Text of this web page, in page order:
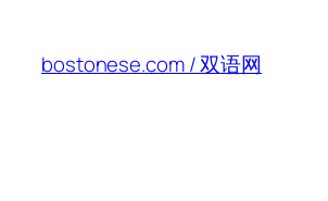
content
bostonese.com / 双语网